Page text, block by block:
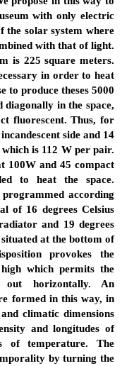
with only electric
the solar system where
with that of light.
is 225 square meters.
in order to heat
to produce theses 5000
in the space,
fluorescent. Thus, for
side and 14
is 112 W per pair.
100W and 45 compact
to heat the space.
according
of 16 degrees Celsius
and 19 degrees
at the bottom of
provokes the
which permits the
horizontally. An
formed in this way, in
climatic dimensions
and longitudes of
of temperature. The
by turning the